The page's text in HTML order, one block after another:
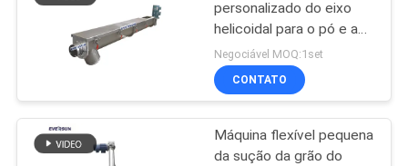
PRIVACIDADE
personalizado do eixo
helicoidal para o pó e as
partículas 2m3/H -
12m3/H
Negociável MOQ:1set
CONTATO
Máquina flexível pequena
da sução da grão do